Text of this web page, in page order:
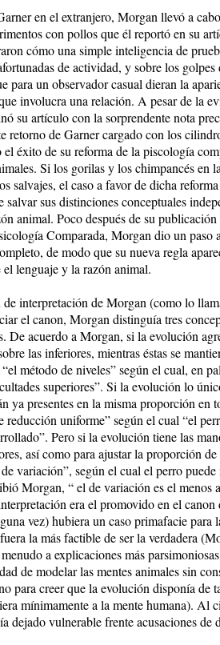
en el extranjero, Morgan llevó a
con pollos que él reportó en su
cómo una simple inteligencia de
de actividad, y sobre los golpes
para un observador casual dieran la
involucra una relación. A pesar de la
su artículo con la sorprendente nota
retorno de Garner cargado con los
éxito de su reforma de la piscología
Si los gorilas y los chimpancés en
salvajes, el caso a favor de dicha
sus distinciones conceptuales
animal. Poco después de su
Comparada, Morgan dio un paso
de modo que su nueva regla
lenguaje y la razón animal.
interpretación de Morgan (como lo
el canon, Morgan distinguía tres
De acuerdo a Morgan, si la evolución
las inferiores, mientras éstas se
método de niveles” según el cual, en
superiores”. Si la evolución lo
ya presentes en la misma proporción en
reducción uniforme” según el cual “el
Pero si la evolución tiene las
así como para ajustar la proporción
variación”, según el cual el perro
Morgan, “ el de variación es el
era el promovido en el
vez) hubiera un caso primafacie para
la más factible de ser la verdadera
a explicaciones más
de modelar las mentes animales sin
para creer que la evolución disponía de
mínimamente a la mente humana). Al
dejado vulnerable frente acusaciones de